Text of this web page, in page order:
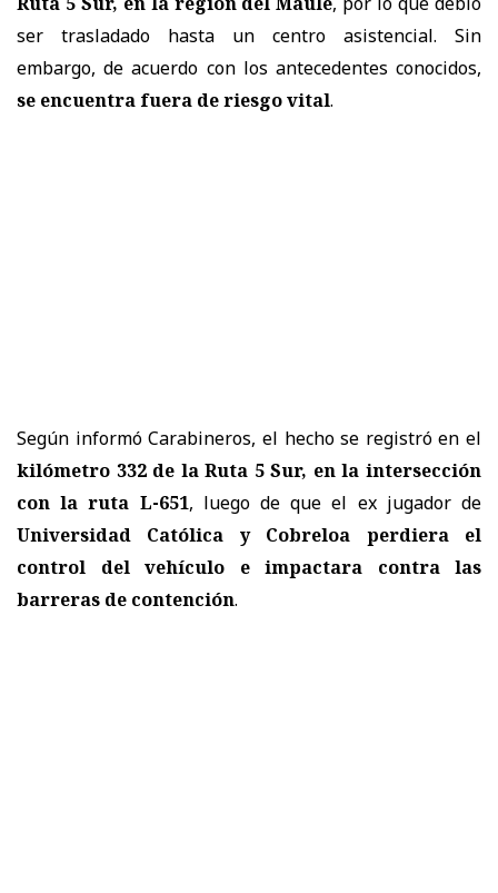
ser trasladado hasta un centro asistencial. Sin
embargo, de acuerdo con los antecedentes conocidos,
se encuentra fuera de riesgo vital.
Según informó Carabineros, el hecho se registró en el
kilómetro 332 de la Ruta 5 Sur, en la intersección
con la ruta L-651, luego de que el ex jugador de
Universidad Católica y Cobreloa perdiera el
control del vehículo e impactara contra las
barreras de contención.